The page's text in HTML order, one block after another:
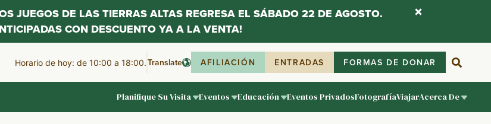
Horario de hoy: de 10:00 a 18:00.Translate AFILIACIÓN ENTRADAS FORMAS DE DONAR
Planifique Su Visita Eventos Educación Eventos PrivadosFotografíaViajarAcerca De
JUEGOS DE LAS TIERRAS ALTAS REGRESA EL SÁBADO 22 DE AGOSTO.
CON DESCUENTO YA A LA VENTA!